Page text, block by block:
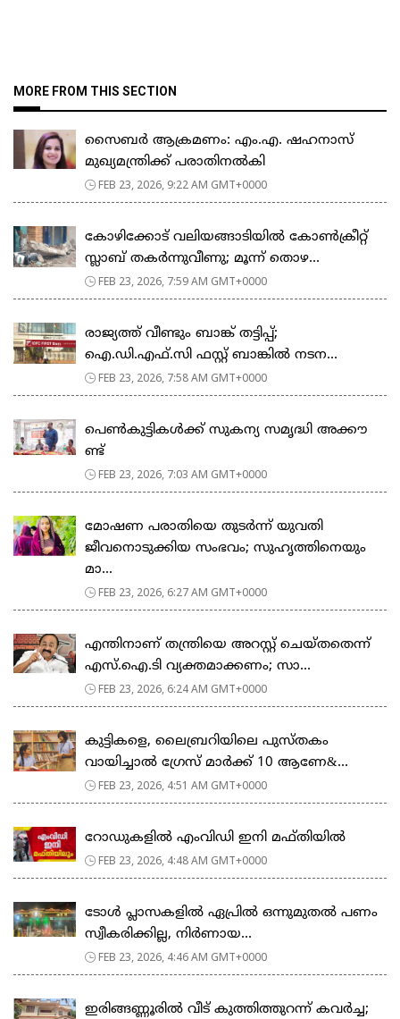
MORE FROM THIS SECTION
സൈബർ ആക്രമണം: എം.എ. ഷഹനാസ്
മുഖ്യമന്ത്രിക്ക് പരാതിനൽകി
FEB 23, 2026, 9:22 AM GMT+0000
കോഴിക്കോട് വലിയങ്ങാടിയിൽ കോൺക്രീറ്റ്
സ്ലാബ് തകർന്നുവീണു; മൂന്ന് തൊഴ...
FEB 23, 2026, 7:59 AM GMT+0000
രാജ്യത്ത് വീണ്ടും ബാങ്ക് തട്ടിപ്പ്;
ഐ.ഡി.എഫ്.സി ഫസ്റ്റ് ബാങ്കിൽ നടന...
FEB 23, 2026, 7:58 AM GMT+0000
പെ​ൺ​കു​ട്ടി​ക​ൾ​ക്ക് സു​ക​ന്യ സ​മൃ​ദ്ധി അ​ക്കൗ​
ണ്ട്
FEB 23, 2026, 7:03 AM GMT+0000
മോഷണ പരാതിയെ തുടര്‍ന്ന് യുവതി
ജീവനൊടുക്കിയ സംഭവം; സുഹൃത്തിനെയും
മാ...
FEB 23, 2026, 6:27 AM GMT+0000
എന്തിനാണ് തന്ത്രിയെ അറസ്റ്റ് ചെയ്തതെന്ന്
എസ്.ഐ.ടി വ്യക്തമാക്കണം; സാ...
FEB 23, 2026, 6:24 AM GMT+0000
കുട്ടികളെ, ലൈബ്രറിയിലെ പുസ്തകം
വായിച്ചാല്‍ ഗ്രേസ് മാര്‍ക്ക് 10 ആണേ&...
FEB 23, 2026, 4:51 AM GMT+0000
റോഡുകളില്‍ എംവിഡി ഇനി മഫ്തിയില്‍
FEB 23, 2026, 4:48 AM GMT+0000
ടോള്‍ പ്ലാസകളില്‍ ഏപ്രില്‍ ഒന്നുമുതല്‍ പണം
സ്വീകരിക്കില്ല, നിര്‍ണായ...
FEB 23, 2026, 4:46 AM GMT+0000
ഇരിങ്ങണ്ണൂരിൽ വീട് കുത്തിത്തുറന്ന് കവർച്ച;